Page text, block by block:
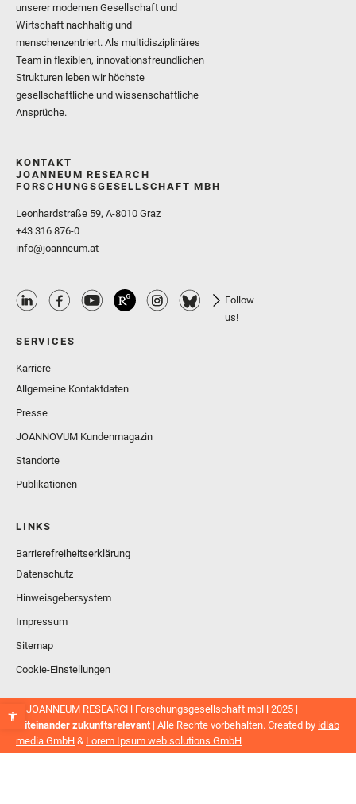
unserer modernen Gesellschaft und
Wirtschaft nachhaltig und
menschenzentriert. Als multidisziplinäres
Team in flexiblen, innovationsfreundlichen
Strukturen leben wir höchste
gesellschaftliche und wissenschaftliche
Ansprüche.
KONTAKT
JOANNEUM RESEARCH
FORSCHUNGSGESELLSCHAFT MBH
Leonhardstraße 59, A-8010 Graz
+43 316 876-0
info@joanneum.at
Follow
us!
SERVICES
Karriere
Allgemeine Kontaktdaten
Presse
JOANNOVUM Kundenmagazin
Standorte
Publikationen
LINKS
Barrierefreiheitserklärung
Datenschutz
Hinweisgebersystem
Impressum
Sitemap
Cookie-Einstellungen
© JOANNEUM RESEARCH Forschungsgesellschaft mbH 2025 |
Miteinander zukunftsrelevant| Alle Rechte vorbehalten. Created by idlab
media GmbH & Lorem Ipsum web.solutions GmbH